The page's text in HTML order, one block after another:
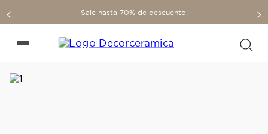
Sale hasta 70% de descuento!